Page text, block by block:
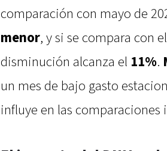
comparación con mayo de
menor, y si se compara con
disminución alcanza el 11%.
un mes de bajo gasto
influye en las comparaciones